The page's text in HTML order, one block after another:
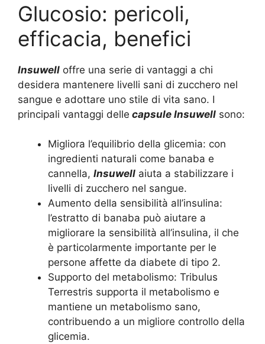
Glucosio: pericoli,
efficacia, benefici
Insuwell offre una serie di vantaggi a chi
desidera mantenere livelli sani di zucchero nel
sangue e adottare uno stile di vita sano. I
principali vantaggi delle capsule Insuwell sono:
Migliora l’equilibrio della glicemia: con
ingredienti naturali come banaba e
cannella, Insuwell aiuta a stabilizzare i
livelli di zucchero nel sangue.
Aumento della sensibilità all’insulina:
l’estratto di banaba può aiutare a
migliorare la sensibilità all’insulina, il che
è particolarmente importante per le
persone affette da diabete di tipo 2.
Supporto del metabolismo: Tribulus
Terrestris supporta il metabolismo e
mantiene un metabolismo sano,
contribuendo a un migliore controllo della
glicemia.